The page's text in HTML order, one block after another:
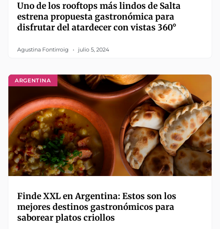
Uno de los rooftops más lindos de Salta
estrena propuesta gastronómica para
disfrutar del atardecer con vistas 360°
Agustina Fontirroig julio 5, 2024
ARGENTINA
Finde XXL en Argentina: Estos son los
mejores destinos gastronómicos para
saborear platos criollos